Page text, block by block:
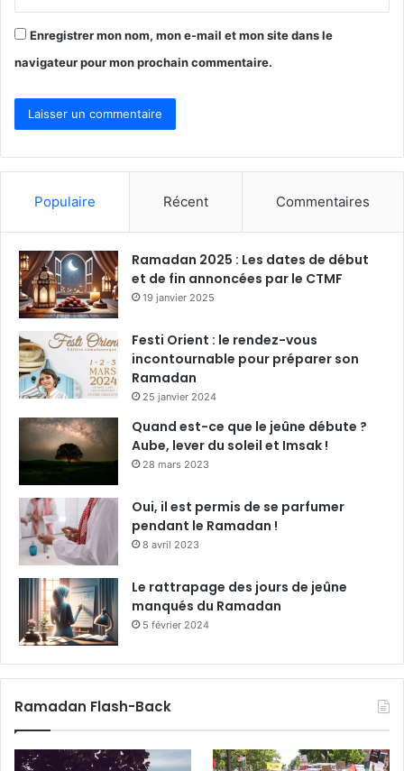
Enregistrer mon nom, mon e-mail et mon site dans le
navigateur pour mon prochain commentaire.
Populaire Récent Commentaires
Ramadan 2025 : Les dates de début
et de fin annoncées par le CTMF
19 janvier 2025
Festi Orient : le rendez-vous
incontournable pour préparer son
Ramadan
25 janvier 2024
Quand est-ce que le jeûne débute ?
Aube, lever du soleil et Imsak !
28 mars 2023
Oui, il est permis de se parfumer
pendant le Ramadan !
8 avril 2023
Le rattrapage des jours de jeûne
manqués du Ramadan
5 février 2024
Ramadan Flash-Back